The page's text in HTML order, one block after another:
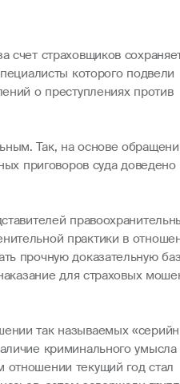
страховщиков
которого подвели
о преступлениях против
Так, на основе
приговоров суда
практики в
прочную доказательную
для страховых
так называемых
криминального умысла
текущий год стал